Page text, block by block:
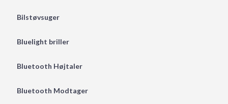
Bilstøvsuger
Bluelight briller
Bluetooth Højtaler
Bluetooth Modtager